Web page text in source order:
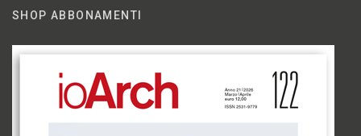
SHOP ABBONAMENTI